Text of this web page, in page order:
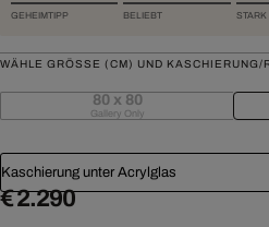
GEHEIMTIPP BELIEBT STARK
WÄHLE GRÖSSE (CM) UND KASCHIERUNG/
80 x 80
Gallery Only
Kaschierung unter Acrylglas
€ 2.290